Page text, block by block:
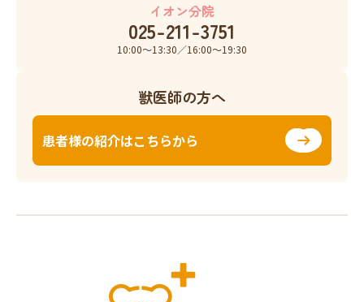
イオン分院
025-211-3751
10:00〜13:30／16:00〜19:30
獣医師の方へ
患者様の紹介はこちらから